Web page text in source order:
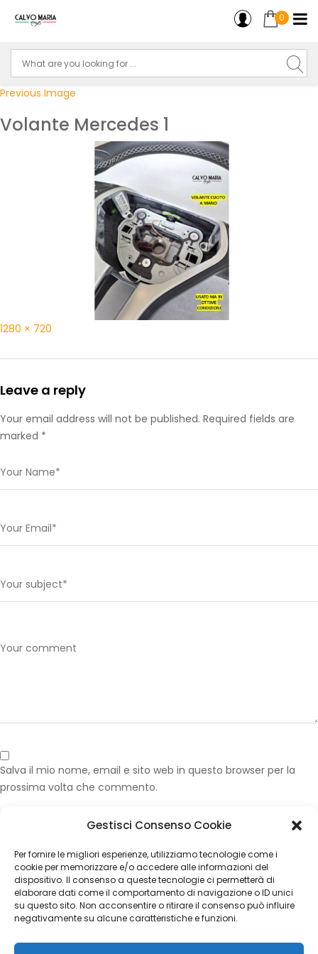
Gestisci Consenso Cookie
Per fornire le migliori esperienze, utilizziamo tecnologie come i
cookie per memorizzare e/o accedere alle informazioni del
dispositivo. Il consenso a queste tecnologie ci permetterà di
elaborare dati come il comportamento di navigazione o ID unici
su questo sito. Non acconsentire o ritirare il consenso può influire
negativamente su alcune caratteristiche e funzioni.
0
Previous Image
Volante Mercedes 1
1280 × 720
Leave a reply
Your email address will not be published. Required fields are
marked *
Salva il mio nome, email e sito web in questo browser per la
prossima volta che commento.
CATEGORIES
Nessuna categoria